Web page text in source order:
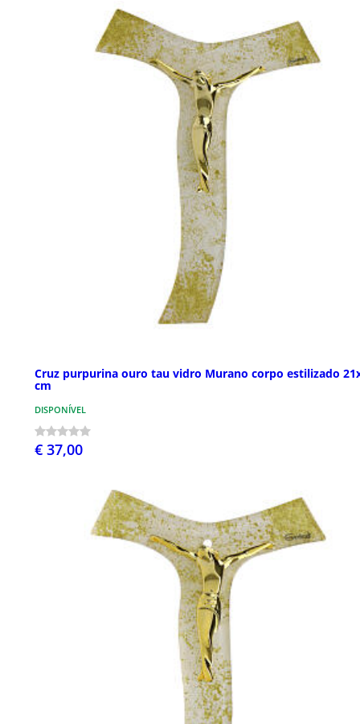
Cruz purpurina ouro tau vidro Murano corpo estilizado
cm
DISPONÍVEL
€ 37,00